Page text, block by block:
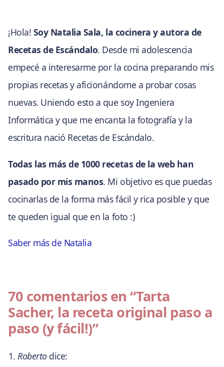
¡Hola! Soy Natalia Sala, la cocinera y autora de
Recetas de Escándalo. Desde mi adolescencia
empecé a interesarme por la cocina preparando mis
propias recetas y aficionándome a probar cosas
nuevas. Uniendo esto a que soy Ingeniera
Informática y que me encanta la fotografía y la
escritura nació Recetas de Escándalo.
Todas las más de 1000 recetas de la web han
pasado por mis manos. Mi objetivo es que puedas
cocinarlas de la forma más fácil y rica posible y que
te queden igual que en la foto :)
Saber más de Natalia
70 comentarios en “Tarta
Sacher, la receta original paso a
paso (y fácil!)”
Roberto dice: